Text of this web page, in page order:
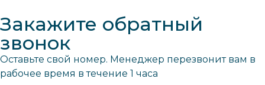
Закажите обратный
звонок
Оставьте свой номер. Менеджер перезвонит вам в
рабочее время в течение 1 часа